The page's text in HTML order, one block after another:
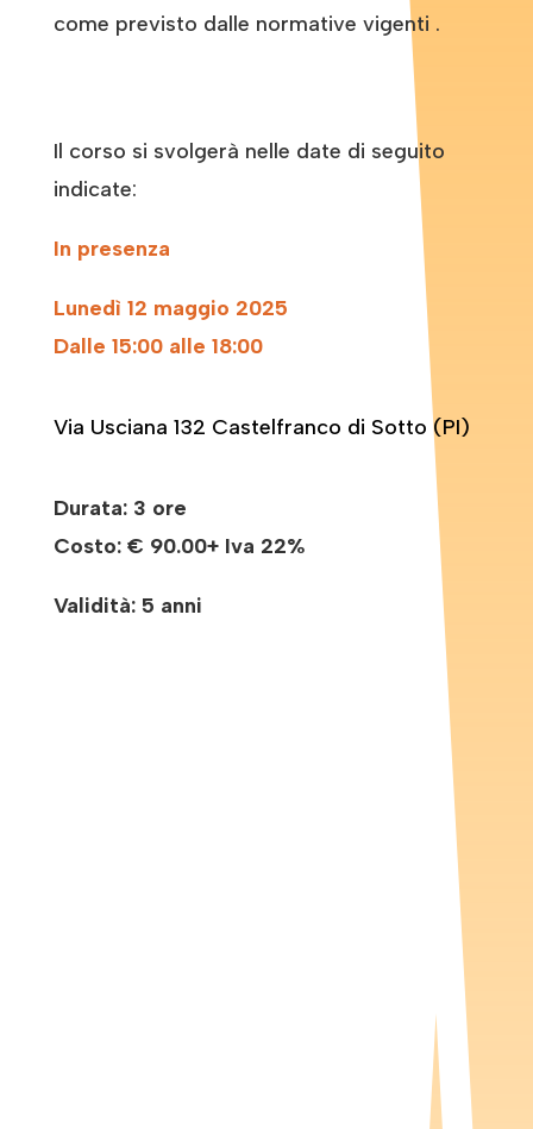
come previsto dalle normative vigenti .
Il corso si svolgerà nelle date di seguito
indicate:
In presenza
Lunedì 12 maggio 2025
Dalle 15:00 alle 18:00
Via Usciana 132 Castelfranco di Sotto (PI)
Durata: 3 ore
Costo: € 90.00+ Iva 22%
Validità: 5 anni